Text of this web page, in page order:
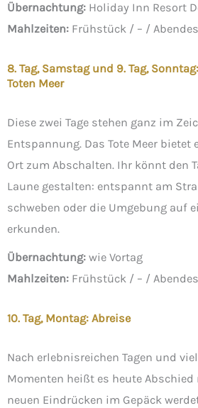
Übernachtung: Holiday Inn Resort
Mahlzeiten: Frühstück / – /
8. Tag, Samstag und 9. Tag,
Toten Meer
Diese zwei Tage stehen ganz im
Entspannung. Das Tote Meer bietet
Ort zum Abschalten. Ihr könnt den
Laune gestalten: entspannt am
schweben oder die Umgebung auf
erkunden.
Übernachtung: wie Vortag
Mahlzeiten: Frühstück / – /
10. Tag, Montag: Abreise
Nach erlebnisreichen Tagen und
Momenten heißt es heute Abschied
neuen Eindrücken im Gepäck